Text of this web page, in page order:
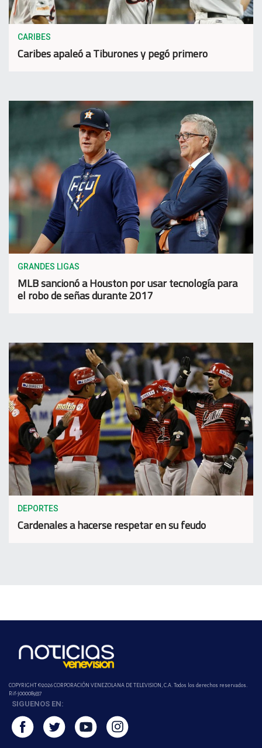
CARIBES
Caribes apaleó a Tiburones y pegó primero
GRANDES LIGAS
MLB sancionó a Houston por usar tecnología para
el robo de señas durante 2017
DEPORTES
Cardenales a hacerse respetar en su feudo
COPYRIGHT ©2026 CORPORACIÓN VENEZOLANA DE TELEVISION, C.A. Todos los derechos reservados.
Rif-j000089337
SIGUENOS EN: